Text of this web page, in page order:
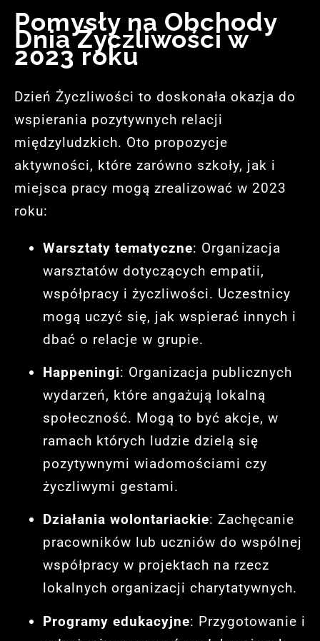
Pomysły na Obchody
Dnia Życzliwości w
2023 roku
Dzień Życzliwości to doskonała okazja do
wspierania pozytywnych relacji
międzyludzkich. Oto propozycje
aktywności, które zarówno szkoły, jak i
miejsca pracy mogą zrealizować w 2023
roku:
Warsztaty tematyczne: Organizacja
warsztatów dotyczących empatii,
współpracy i życzliwości. Uczestnicy
mogą uczyć się, jak wspierać innych i
dbać o relacje w grupie.
Happeningi: Organizacja publicznych
wydarzeń, które angażują lokalną
społeczność. Mogą to być akcje, w
ramach których ludzie dzielą się
pozytywnymi wiadomościami czy
życzliwymi gestami.
Działania wolontariackie: Zachęcanie
pracowników lub uczniów do wspólnej
współpracy w projektach na rzecz
lokalnych organizacji charytatywnych.
Programy edukacyjne: Przygotowanie i